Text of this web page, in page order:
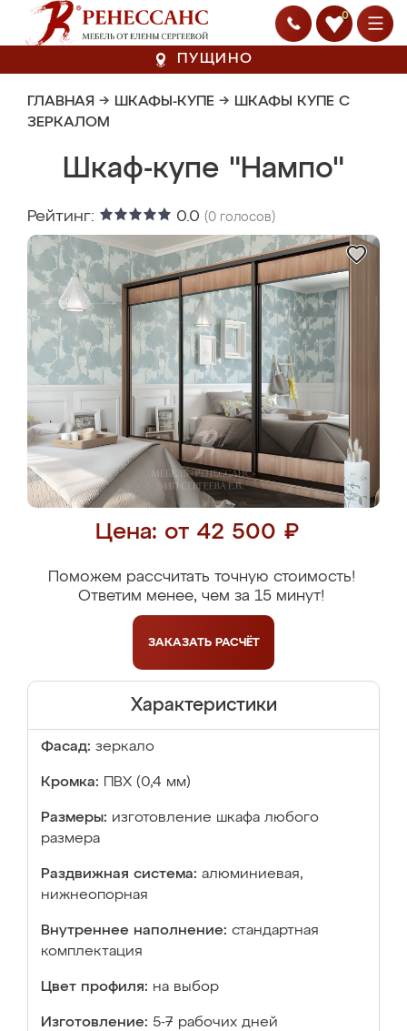
0
ПУЩИНО
ГЛАВНАЯ → ШКАФЫ-КУПЕ → ШКАФЫ КУПЕ С
ЗЕРКАЛОМ
Шкаф-купе "Нампо"
Рейтинг: 0.0 (0 голосов)
Цена: от 42 500 ₽
Поможем рассчитать точную стоимость!
Ответим менее, чем за 15 минут!
ЗАКАЗАТЬ РАСЧЁТ
Характеристики
Фасад: зеркало
Кромка: ПВХ (0,4 мм)
Размеры: изготовление шкафа любого
размера
Раздвижная система: алюминиевая,
нижнеопорная
Внутреннее наполнение: стандартная
комплектация
Цвет профиля: на выбор
Изготовление: 5-7 рабочих дней